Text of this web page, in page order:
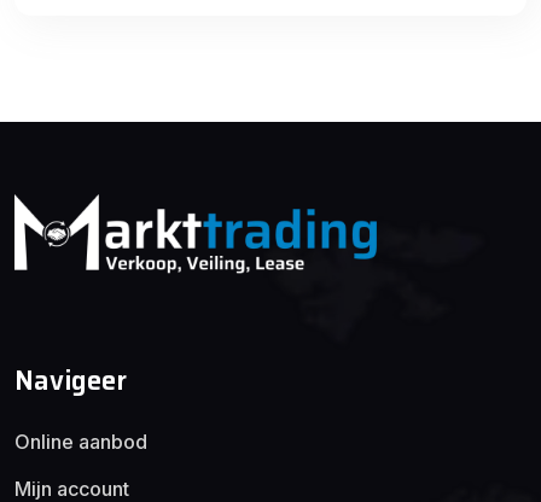
Navigeer
Online aanbod
Mijn account